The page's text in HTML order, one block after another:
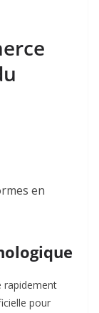
en
rapidement
pour